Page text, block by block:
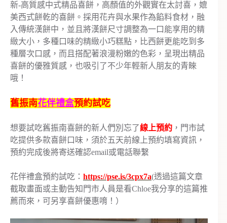
新-高質感中式精品喜餅，高顏值的外觀實在太討喜，媲
美西式餅乾的喜餅。採用花卉與水果作為餡料食材，融
入傳統漢餅中，並且將漢餅尺寸調整為一口能享用的精
緻大小，多種口味的精緻小巧糕點，比西餅更能吃到多
種層次口感，而且搭配著浪漫粉嫩的色彩，呈現出精品
喜餅的優雅質感，也吸引了不少年輕新人朋友的青睞
哦！
舊振南花伴禮盒預約試吃
想要試吃舊振南喜餅的新人們別忘了線上預約 ，門市試
吃提供多款喜餅口味，須於五天前線上預約填寫資訊，
預約完成後將寄送確認email或電話聯繫
花伴禮盒預約試吃： https://pse.is/3cpx7a(透過這篇文章
截取畫面或主動告知門市人員是看Chloe我分享的這篇推
薦而來，可另享喜餅優惠唷！）